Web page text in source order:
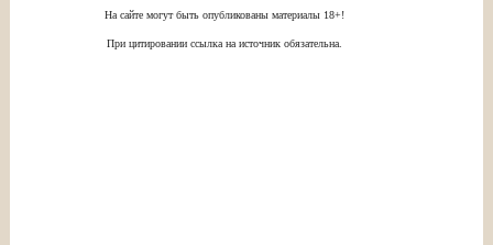
На сайте могут быть опубликованы материалы 18+!
При цитировании ссылка на источник обязательна.